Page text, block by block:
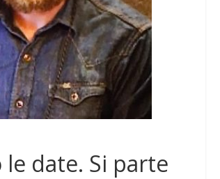
date. Si parte